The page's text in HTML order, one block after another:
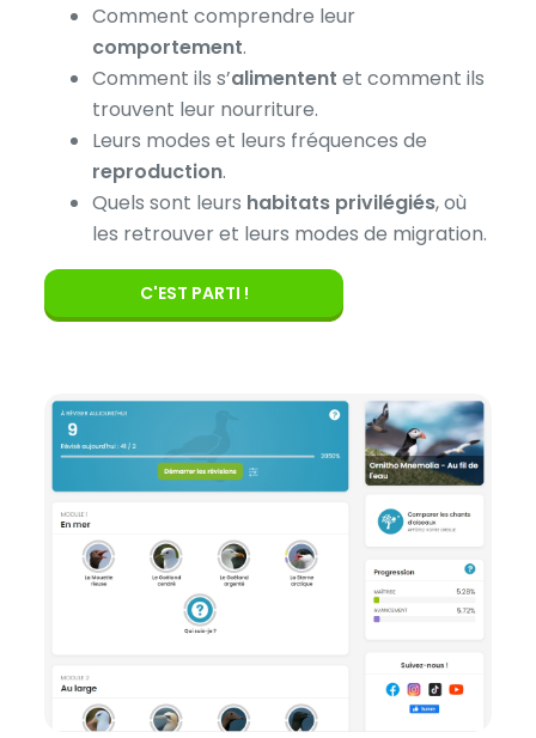
Comment comprendre leur
comportement.
Comment ils s’alimentent et comment ils
trouvent leur nourriture.
Leurs modes et leurs fréquences de
reproduction.
Quels sont leurs habitats privilégiés, où
les retrouver et leurs modes de migration.
C'EST PARTI !